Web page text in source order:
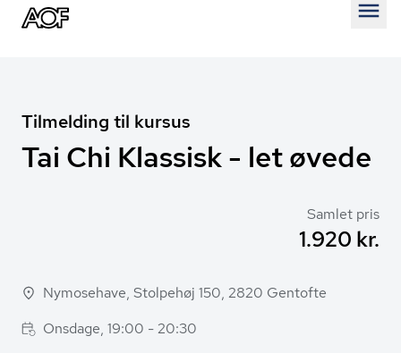
Tilmelding til kursus
Tai Chi Klassisk - let øvede
Samlet pris
1.920 kr.
Nymosehave, Stolpehøj 150, 2820 Gentofte
Onsdage, 19:00 - 20:30